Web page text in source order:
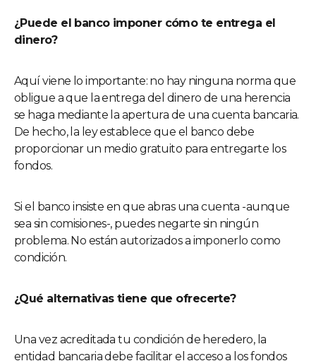
¿Puede el banco imponer cómo te entrega el
dinero?
Aquí viene lo importante: no hay ninguna norma que
obligue a que la entrega del dinero de una herencia
se haga mediante la apertura de una cuenta bancaria.
De hecho, la ley establece que el banco debe
proporcionar un medio gratuito para entregarte los
fondos.
Si el banco insiste en que abras una cuenta -aunque
sea sin comisiones-, puedes negarte sin ningún
problema. No están autorizados a imponerlo como
condición.
¿Qué alternativas tiene que ofrecerte?
Una vez acreditada tu condición de heredero, la
entidad bancaria debe facilitar el acceso a los fondos